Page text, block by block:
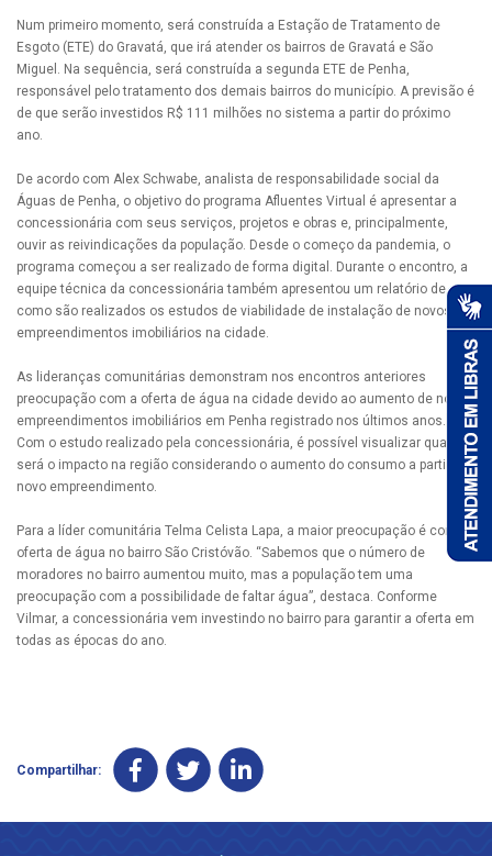
Num primeiro momento, será construída a Estação de Tratamento de
Esgoto (ETE) do Gravatá, que irá atender os bairros de Gravatá e São
Miguel. Na sequência, será construída a segunda ETE de Penha,
responsável pelo tratamento dos demais bairros do município. A previsão é
de que serão investidos R$ 111 milhões no sistema a partir do próximo
ano.
De acordo com Alex Schwabe, analista de responsabilidade social da
Águas de Penha, o objetivo do programa Afluentes Virtual é apresentar a
concessionária com seus serviços, projetos e obras e, principalmente,
ouvir as reivindicações da população. Desde o começo da pandemia, o
programa começou a ser realizado de forma digital. Durante o encontro, a
equipe técnica da concessionária também apresentou um relatório de
como são realizados os estudos de viabilidade de instalação de novos
empreendimentos imobiliários na cidade.
As lideranças comunitárias demonstram nos encontros anteriores
preocupação com a oferta de água na cidade devido ao aumento de novos
empreendimentos imobiliários em Penha registrado nos últimos anos.
Com o estudo realizado pela concessionária, é possível visualizar qual
será o impacto na região considerando o aumento do consumo a partir do
novo empreendimento.
Para a líder comunitária Telma Celista Lapa, a maior preocupação é com a
oferta de água no bairro São Cristóvão. “Sabemos que o número de
moradores no bairro aumentou muito, mas a população tem uma
preocupação com a possibilidade de faltar água”, destaca. Conforme
Vilmar, a concessionária vem investindo no bairro para garantir a oferta em
todas as épocas do ano.
Compartilhar: